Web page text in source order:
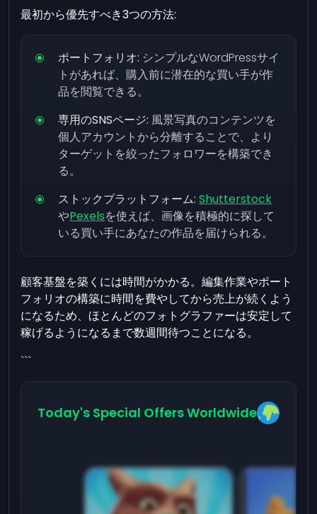
最初から優先すべき3つの方法:
ポートフォリオ: シンプルなWordPressサイ
トがあれば、購入前に潜在的な買い手が作
品を閲覧できる。
専用のSNSページ: 風景写真のコンテンツを
個人アカウントから分離することで、より
ターゲットを絞ったフォロワーを構築でき
る。
ストックプラットフォーム: Shutterstock
やPexelsを使えば、画像を積極的に探して
いる買い手にあなたの作品を届けられる。
顧客基盤を築くには時間がかかる。編集作業やポート
フォリオの構築に時間を費やしてから売上が続くよう
になるため、ほとんどのフォトグラファーは安定して
稼げるようになるまで数週間待つことになる。
```
Today's Special Offers Worldwide